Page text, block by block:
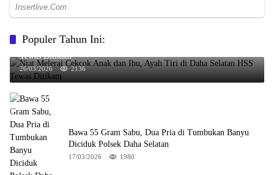
Populer Tahun Ini:
Niat Melerai Cekcok Anak dan Ibu, Ayah Tiri di Daha Selatan HSS
Tewas Ditikam
26/03/2026 2136
Bawa 55 Gram Sabu, Dua Pria di Tumbukan Banyu
Diciduk Polsek Daha Selatan
17/03/2026 1980